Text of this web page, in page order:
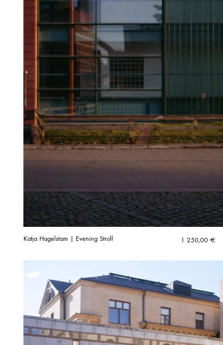
Katja Hagelstam | Evening Stroll 1 250,00 €